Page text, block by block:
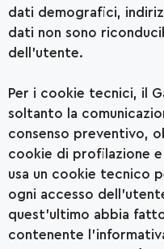
dati demografici,
dati non sono
dell’utente.
Per i cookie tecnici, il
soltanto la
consenso preventivo,
cookie di profilazione
usa un cookie tecnico
ogni accesso
quest’ultimo abbia
contenente